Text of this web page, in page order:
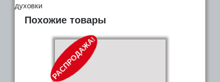
Klass
T6402F
(Коричневая
эмаль
духовки
Похожие товары
РАСПРОДАЖА!